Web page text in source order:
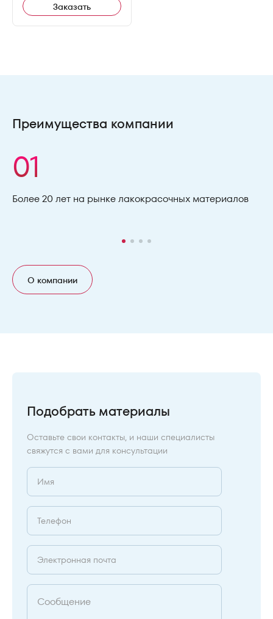
Заказать
Преимущества компании
01
Более 20 лет на рынке лакокрасочных материалов
О компании
Подобрать материалы
Оставьте свои контакты, и наши специалисты
свяжутся с вами для консультации